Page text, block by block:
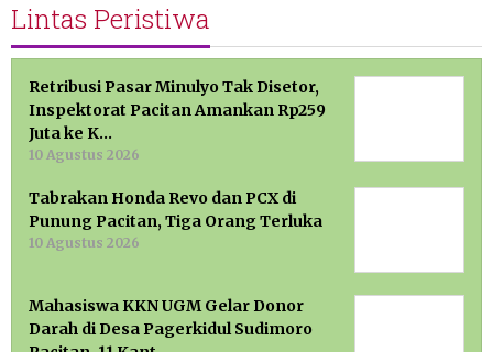
Lintas Peristiwa
Retribusi Pasar Minulyo Tak Disetor,
Inspektorat Pacitan Amankan Rp259
Juta ke K…
10 Agustus 2026
Tabrakan Honda Revo dan PCX di
Punung Pacitan, Tiga Orang Terluka
10 Agustus 2026
Mahasiswa KKN UGM Gelar Donor
Darah di Desa Pagerkidul Sudimoro